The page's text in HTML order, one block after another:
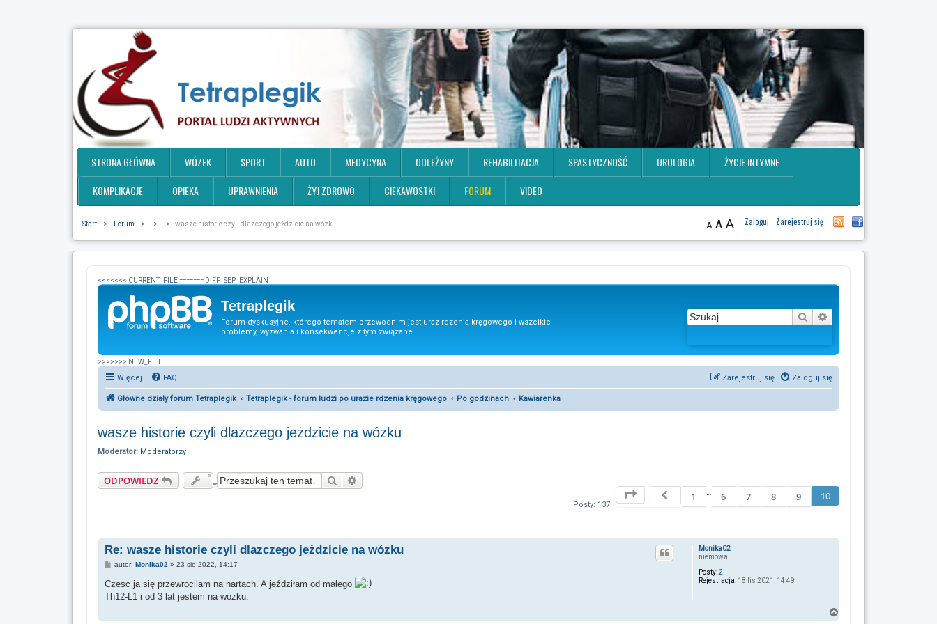
STRONA GŁÓWNA WÓZEK SPORT AUTO MEDYCYNA ODLEŻYNY REHABILITACJA SPASTYCZNOŚĆ UROLOGIA
ŻYCIE INTYMNE
KOMPLIKACJE
OPIEKA UPRAWNIENIA ŻYJ ZDROWO CIEKAWOSTKI FORUM VIDEO
Start > Forum > > > wasze historie czyli dlazczego jeżdzicie na wózku Zaloguj Zarejestruj się
A A A
<<<<<<< CURRENT_FILE ======= DIFF_SEP_EXPLAIN
Tetraplegik
Forum dyskusyjne, którego tematem przewodnim jest uraz rdzenia kręgowego i wszelkie
problemy, wyzwania i konsekwencje z tym związane.
Szukaj
>>>>>>> NEW_FILE
Więcej… FAQ Zaloguj się
Zarejestruj się
Głowne działy forum Tetraplegik Tetraplegik - forum ludzi po urazie rdzenia kręgowego Po godzinach Kawiarenka
wasze historie czyli dlazczego jeżdzicie na wózku
Moderator: Moderatorzy
ODPOWIEDZ Szukaj
Posty: 137
Strona 10
Poprzednia
1 6 7 8 9 10
Monika02
niemowa
Posty:2
Rejestracja: 18 lis 2021, 14:49
Re: wasze historie czyli dlazczego jeżdzicie na wózku
P
t
autor: Monika02 » 23 sie 2022, 14:17
Czesc ja się przewrocilam na nartach. A jeździłam od małego
Th12-L1 i od 3 lat jestem na wózku.